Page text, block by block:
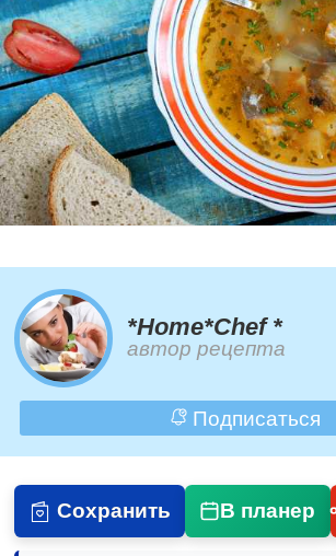
*Home*Chef *
автор рецепта
Подписаться
Сохранить В планер